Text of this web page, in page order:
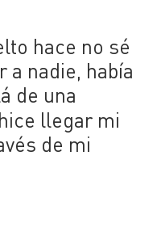
hace no sé
a nadie, había
de una
llegar mi
de mi